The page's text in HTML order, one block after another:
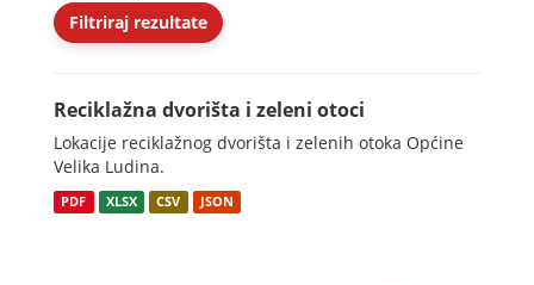
Filtriraj rezultate
Reciklažna dvorišta i zeleni otoci
Lokacije reciklažnog dvorišta i zelenih otoka Općine
Velika Ludina.
PDF XLSX CSV JSON